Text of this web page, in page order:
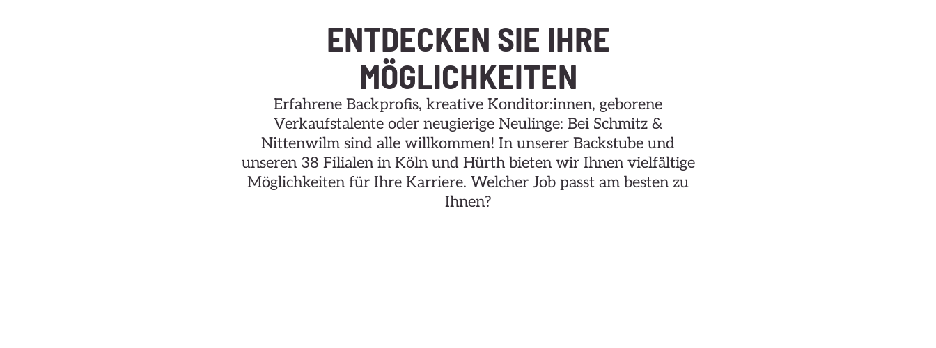
ENTDECKEN SIE IHRE
MÖGLICHKEITEN
Erfahrene Backprofis, kreative Konditor:innen, geborene
Verkaufstalente oder neugierige Neulinge: Bei Schmitz &
Nittenwilm sind alle willkommen! In unserer Backstube und
unseren 38 Filialen in Köln und Hürth bieten wir Ihnen vielfältige
Möglichkeiten für Ihre Karriere. Welcher Job passt am besten zu
Ihnen?